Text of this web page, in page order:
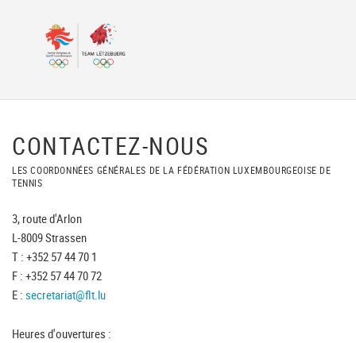
CONTACTEZ-NOUS
LES COORDONNÉES GÉNÉRALES DE LA FÉDÉRATION LUXEMBOURGEOISE DE
TENNIS
3, route d'Arlon
L-8009 Strassen
T : +352 57 44 70 1
F : +352 57 44 70 72
E : secretariat@flt.lu
Heures d'ouvertures :